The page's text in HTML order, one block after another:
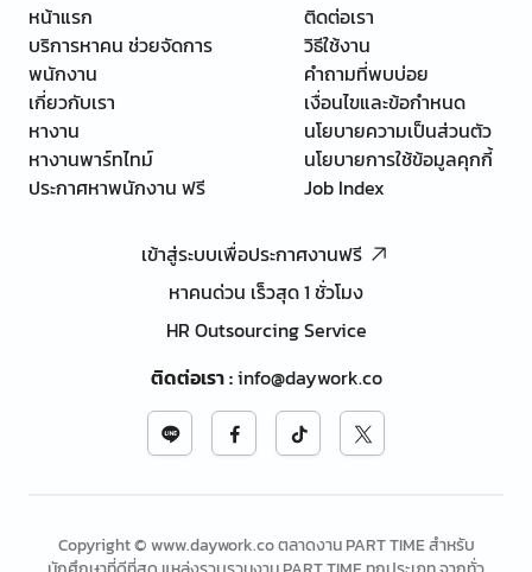
หน้าแรก
บริการหาคน ช่วยจัดการ
พนักงาน
เกี่ยวกับเรา
หางาน
หางานพาร์ทไทม์
ประกาศหาพนักงาน ฟรี
ติดต่อเรา
วิธีใช้งาน
คำถามที่พบบ่อย
เงื่อนไขและข้อกำหนด
นโยบายความเป็นส่วนตัว
นโยบายการใช้ข้อมูลคุกกี้
Job Index
เข้าสู่ระบบเพื่อประกาศงานฟรี
หาคนด่วน เร็วสุด 1 ชั่วโมง
HR Outsourcing Service
ติดต่อเรา:info@daywork.co
Copyright © www.daywork.co ตลาดงาน PART TIME สำหรับ